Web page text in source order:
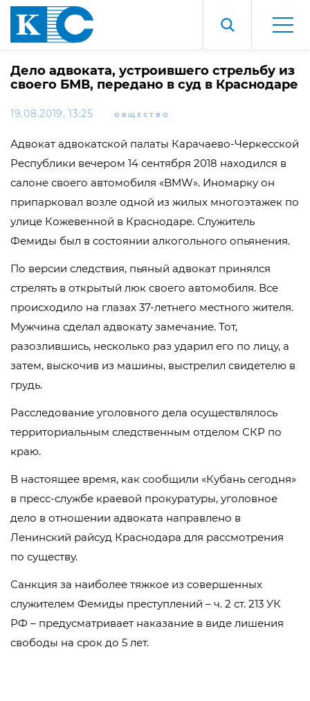
Дело адвоката, устроившего стрельбу из
своего БМВ, передано в суд в Краснодаре
19.08.2019, 13:25 ОБЩЕСТВО
Адвокат адвокатской палаты Карачаево-Черкесской
Республики вечером 14 сентября 2018 находился в
салоне своего автомобиля «BMW». Иномарку он
припарковал возле одной из жилых многоэтажек по
улице Кожевенной в Краснодаре. Служитель
Фемиды был в состоянии алкогольного опьянения.
По версии следствия, пьяный адвокат принялся
стрелять в открытый люк своего автомобиля. Все
происходило на глазах 37-летнего местного жителя.
Мужчина сделал адвокату замечание. Тот,
разозлившись, несколько раз ударил его по лицу, а
затем, выскочив из машины, выстрелил свидетелю в
грудь.
Расследование уголовного дела осуществлялось
территориальным следственным отделом СКР по
краю.
В настоящее время, как сообщили «Кубань сегодня»
в пресс-службе краевой прокуратуры, уголовное
дело в отношении адвоката направлено в
Ленинский райсуд Краснодара для рассмотрения
по существу.
Санкция за наиболее тяжкое из совершенных
служителем Фемиды преступлений – ч. 2 ст. 213 УК
РФ – предусматривает наказание в виде лишения
свободы на срок до 5 лет.